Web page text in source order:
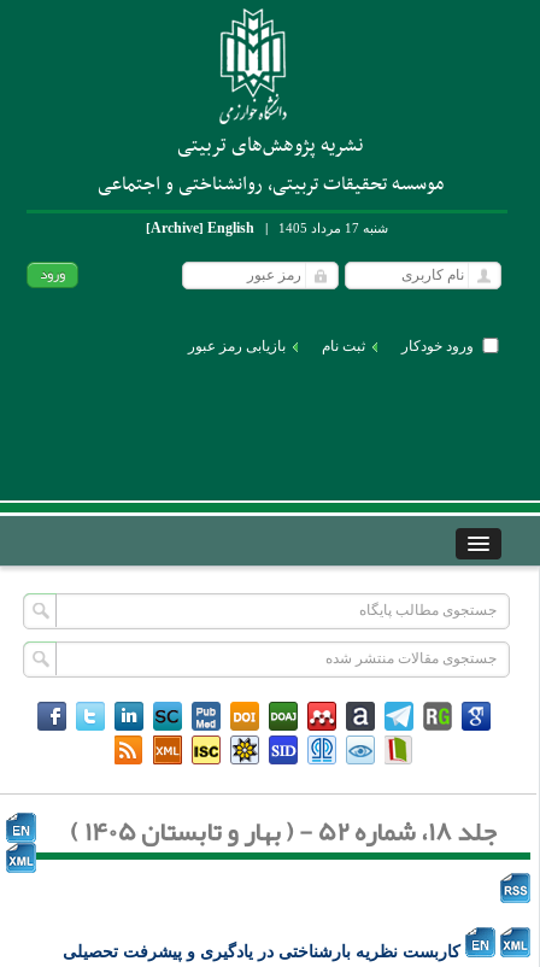
نشریه پژوهش‌های تربیتی
موسسه تحقیقات تربیتی، روانشناختی و اجتماعی
شنبه 17 مرداد 1405 |
English
[Archive]
ورود خودکار ثبت نام بازیابی رمز عبور
جلد ۱۸، شماره ۵۲ - ( بهار و تابستان ۱۴۰۵ )
کاربست نظریه بار‌شناختی در یادگیری و پیشرفت تحصیلی